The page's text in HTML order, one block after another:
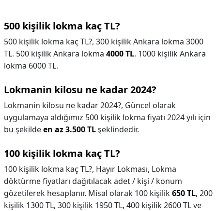
500 kişilik lokma kaç TL?
500 kişilik lokma kaç TL?, 300 kişilik Ankara lokma 3000
TL. 500 kişilik Ankara lokma 4000 TL. 1000 kişilik Ankara
lokma 6000 TL.
Lokmanin kilosu ne kadar 2024?
Lokmanin kilosu ne kadar 2024?, Güncel olarak
uygulamaya aldığımız 500 kişilik lokma fiyatı 2024 yılı için
bu şekildeen az 3.500 TLşeklindedir.
100 kişilik lokma kaç TL?
100 kişilik lokma kaç TL?, Hayır Lokması, Lokma
döktürme fiyatları dağıtılacak adet / kişi / konum
gözetilerek hesaplanır. Misal olarak 100 kişilik650 TL, 200
kişilik 1300 TL, 300 kişilik 1950 TL, 400 kişilik 2600 TL ve